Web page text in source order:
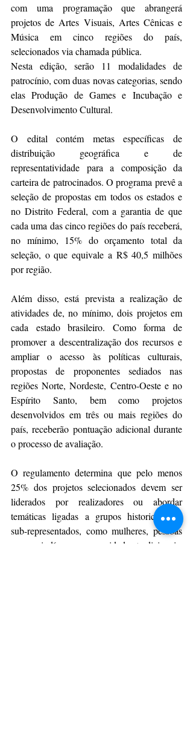
com uma programação que abrangerá
projetos de Artes Visuais, Artes Cênicas e
Música em cinco regiões do país,
selecionados via chamada pública.
Nesta edição, serão 11 modalidades de
patrocínio, com duas novas categorias, sendo
elas Produção de Games e Incubação e
Desenvolvimento Cultural.
O edital contém metas específicas de
distribuição geográfica e de
representatividade para a composição da
carteira de patrocinados. O programa prevê a
seleção de propostas em todos os estados e
no Distrito Federal, com a garantia de que
cada uma das cinco regiões do país receberá,
no mínimo, 15% do orçamento total da
seleção, o que equivale a R$ 40,5 milhões
por região.
Além disso, está prevista a realização de
atividades de, no mínimo, dois projetos em
cada estado brasileiro. Como forma de
promover a descentralização dos recursos e
ampliar o acesso às políticas culturais,
propostas de proponentes sediados nas
regiões Norte, Nordeste, Centro-Oeste e no
Espírito Santo, bem como projetos
desenvolvidos em três ou mais regiões do
país, receberão pontuação adicional durante
o processo de avaliação.
O regulamento determina que pelo menos
25% dos projetos selecionados devem ser
liderados por realizadores ou abordar
temáticas ligadas a grupos historicamente
sub-representados, como mulheres, pessoas
negras, indígenas, comunidades tradicionais,